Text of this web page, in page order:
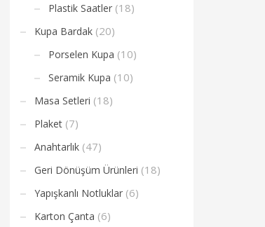
Plastik Saatler (18)
Kupa Bardak (20)
Porselen Kupa (10)
Seramik Kupa (10)
Masa Setleri (18)
Plaket (7)
Anahtarlık (47)
Geri Dönüşüm Ürünleri (18)
Yapışkanlı Notluklar (6)
Karton Çanta (6)